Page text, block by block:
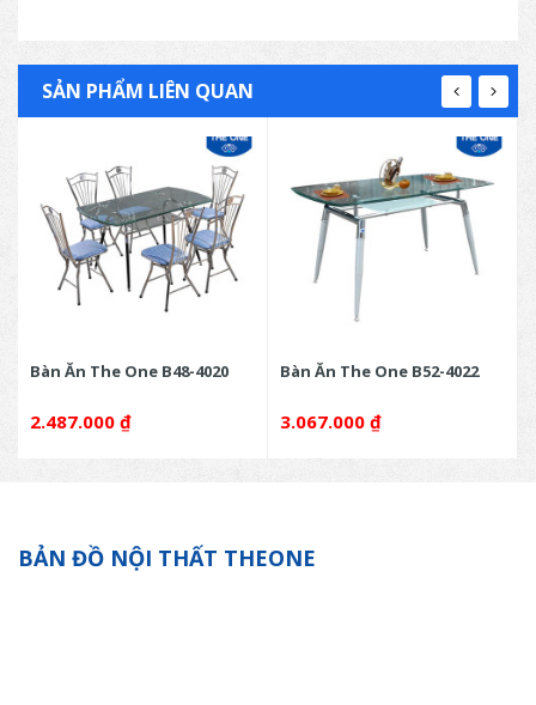
SẢN PHẨM LIÊN QUAN
Bàn Ăn The One B48-4020
2.487.000 ₫
Bàn Ăn The One B52-4022
3.067.000 ₫
BẢN ĐỒ NỘI THẤT THEONE